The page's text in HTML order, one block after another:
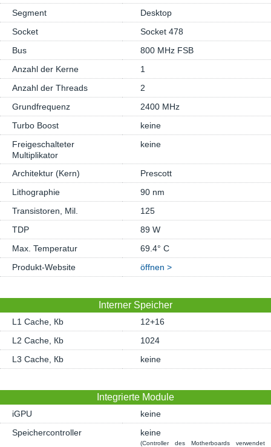
Segment
Desktop
Socket
Socket 478
Bus
800 MHz FSB
Anzahl der Kerne
1
Anzahl der Threads
2
Grundfrequenz
2400 MHz
Turbo Boost
keine
Freigeschalteter
Multiplikator
keine
Architektur (Kern)
Prescott
Lithographie
90 nm
Transistoren, Mil.
125
TDP
89 W
Max. Temperatur
69.4° C
Produkt-Website
öffnen >
Interner Speicher
L1 Cache, Кb
12+16
L2 Cache, Кb
1024
L3 Cache, Кb
keine
Integrierte Module
iGPU
keine
Speichercontroller
keine
(Controller des Motherboards verwendet